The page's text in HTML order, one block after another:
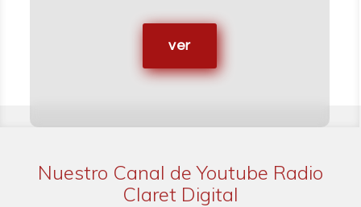
ver
Nuestro Canal de Youtube Radio
Claret Digital